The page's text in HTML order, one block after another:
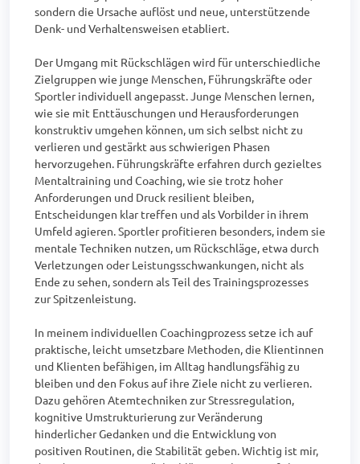
sondern die Ursache auflöst und neue, unterstützende
Denk- und Verhaltensweisen etabliert.
Der Umgang mit Rückschlägen wird für unterschiedliche
Zielgruppen wie junge Menschen, Führungskräfte oder
Sportler individuell angepasst. Junge Menschen lernen,
wie sie mit Enttäuschungen und Herausforderungen
konstruktiv umgehen können, um sich selbst nicht zu
verlieren und gestärkt aus schwierigen Phasen
hervorzugehen. Führungskräfte erfahren durch gezieltes
Mentaltraining und Coaching, wie sie trotz hoher
Anforderungen und Druck resilient bleiben,
Entscheidungen klar treffen und als Vorbilder in ihrem
Umfeld agieren. Sportler profitieren besonders, indem sie
mentale Techniken nutzen, um Rückschläge, etwa durch
Verletzungen oder Leistungsschwankungen, nicht als
Ende zu sehen, sondern als Teil des Trainingsprozesses
zur Spitzenleistung.
In meinem individuellen Coachingprozess setze ich auf
praktische, leicht umsetzbare Methoden, die Klientinnen
und Klienten befähigen, im Alltag handlungsfähig zu
bleiben und den Fokus auf ihre Ziele nicht zu verlieren.
Dazu gehören Atemtechniken zur Stressregulation,
kognitive Umstrukturierung zur Veränderung
hinderlicher Gedanken und die Entwicklung von
positiven Routinen, die Stabilität geben. Wichtig ist mir,